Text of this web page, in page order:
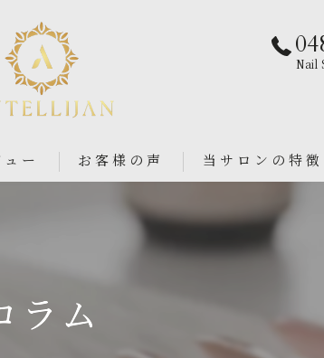
Nail
ー お客様の声 当サロンの特徴
パラジェル
フィルイン
ラム